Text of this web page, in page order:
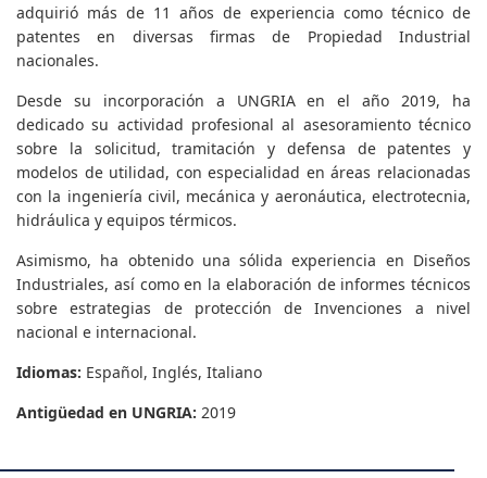
adquirió más de 11 años de experiencia como técnico de
patentes en diversas firmas de Propiedad Industrial
nacionales.
Desde su incorporación a UNGRIA en el año 2019, ha
dedicado su actividad profesional al asesoramiento técnico
sobre la solicitud, tramitación y defensa de patentes y
modelos de utilidad, con especialidad en áreas relacionadas
con la ingeniería civil, mecánica y aeronáutica, electrotecnia,
hidráulica y equipos térmicos.
Asimismo, ha obtenido una sólida experiencia en Diseños
Industriales, así como en la elaboración de informes técnicos
sobre estrategias de protección de Invenciones a nivel
nacional e internacional.
Idiomas: Español, Inglés, Italiano
Antigüedad en UNGRIA: 2019